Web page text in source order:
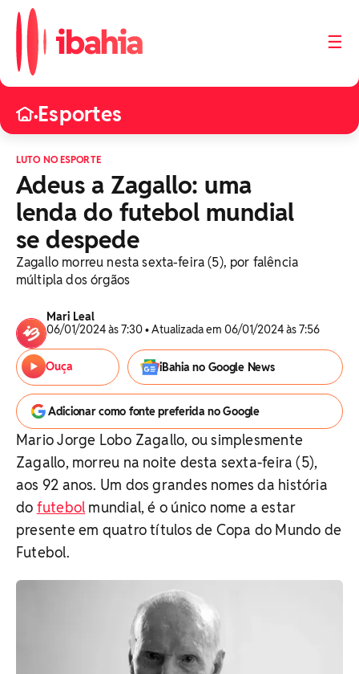
☰
•Esportes
LUTO NO ESPORTE
Adeus a Zagallo: uma
lenda do futebol mundial
se despede
Zagallo morreu nesta sexta-feira (5), por falência
múltipla dos órgãos
Mari Leal
06/01/2024 às 7:30 • Atualizada em 06/01/2024 às 7:56
Ouça iBahia no Google News
Adicionar como fonte preferida no Google
Mario Jorge Lobo Zagallo, ou simplesmente
Zagallo, morreu na noite desta sexta-feira (5),
aos 92 anos. Um dos grandes nomes da história
do futebol mundial, é o único nome a estar
presente em quatro títulos de Copa do Mundo de
Futebol.